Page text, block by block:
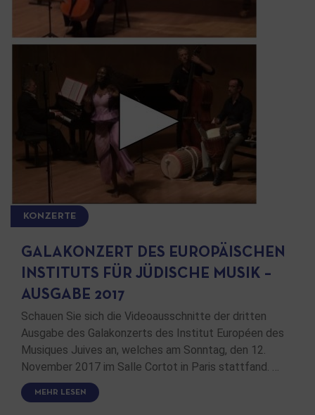
KONZERTE
GALAKONZERT DES EUROPÄISCHEN
INSTITUTS FÜR JÜDISCHE MUSIK –
AUSGABE 2017
Schauen Sie sich die Videoausschnitte der dritten
Ausgabe des Galakonzerts des Institut Européen des
Musiques Juives an, welches am Sonntag, den 12.
November 2017 im Salle Cortot in Paris stattfand. …
MEHR LESEN